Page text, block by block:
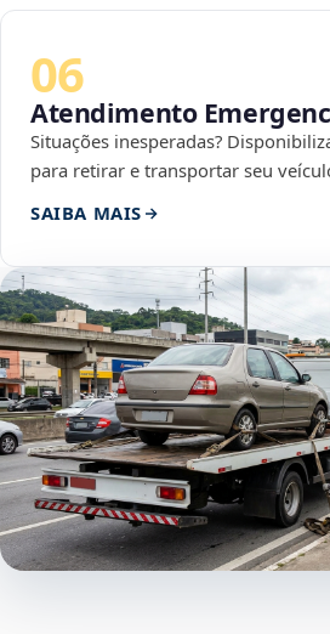
06
Atendimento
Situações inesperadas?
para retirar e transportar seu
SAIBA MAIS